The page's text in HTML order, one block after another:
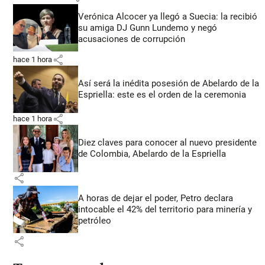
Verónica Alcocer ya llegó a Suecia: la recibió
su amiga DJ Gunn Lundemo y negó
acusaciones de corrupción
hace 1 hora share
Así será la inédita posesión de Abelardo de la
Espriella: este es el orden de la ceremonia
hace 1 hora share
Diez claves para conocer al nuevo presidente
de Colombia, Abelardo de la Espriella
share
A horas de dejar el poder, Petro declara
intocable el 42% del territorio para minería y
petróleo
share